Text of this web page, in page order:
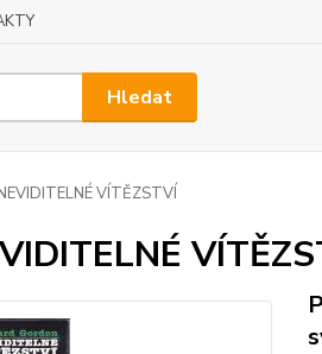
Hledat
VÍTĚZSTVÍ